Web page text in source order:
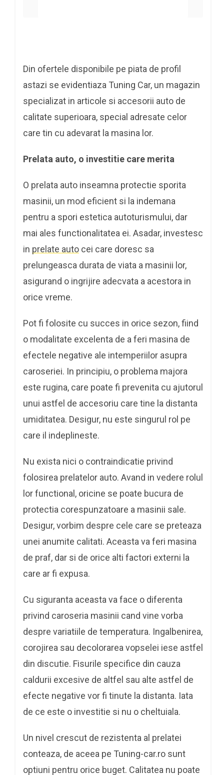
Din ofertele disponibile pe piata de profil
astazi se evidentiaza Tuning Car, un magazin
specializat in articole si accesorii auto de
calitate superioara, special adresate celor
care tin cu adevarat la masina lor.
Prelata auto, o investitie care merita
O prelata auto inseamna protectie sporita
masinii, un mod eficient si la indemana
pentru a spori estetica autoturismului, dar
mai ales functionalitatea ei. Asadar, investesc
in prelate auto cei care doresc sa
prelungeasca durata de viata a masinii lor,
asigurand o ingrijire adecvata a acestora in
orice vreme.
Pot fi folosite cu succes in orice sezon, fiind
o modalitate excelenta de a feri masina de
efectele negative ale intemperiilor asupra
caroseriei. In principiu, o problema majora
este rugina, care poate fi prevenita cu ajutorul
unui astfel de accesoriu care tine la distanta
umiditatea. Desigur, nu este singurul rol pe
care il indeplineste.
Nu exista nici o contraindicatie privind
folosirea prelatelor auto. Avand in vedere rolul
lor functional, oricine se poate bucura de
protectia corespunzatoare a masinii sale.
Desigur, vorbim despre cele care se preteaza
unei anumite calitati. Aceasta va feri masina
de praf, dar si de orice alti factori externi la
care ar fi expusa.
Cu siguranta aceasta va face o diferenta
privind caroseria masinii cand vine vorba
despre variatiile de temperatura. Ingalbenirea,
corojirea sau decolorarea vopselei iese astfel
din discutie. Fisurile specifice din cauza
caldurii excesive de altfel sau alte astfel de
efecte negative vor fi tinute la distanta. Iata
de ce este o investitie si nu o cheltuiala.
Un nivel crescut de rezistenta al prelatei
conteaza, de aceea pe Tuning-car.ro sunt
optiuni pentru orice buget. Calitatea nu poate